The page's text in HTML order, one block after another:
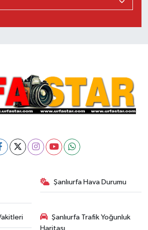
Şanlıurfa Hava Durumu
Şanlıurfa Trafik Yoğunluk
Haritası